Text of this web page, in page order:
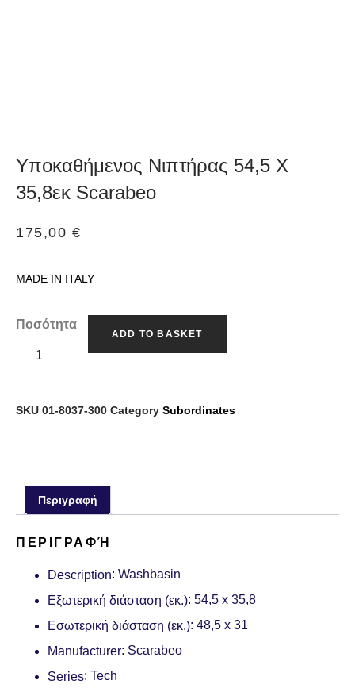
Υποκαθήμενος Νιπτήρας 54,5 X
35,8εκ Scarabeo
175,00€
MADE IN ITALY
Ποσότητα
ADD TO BASKET
SKU 01-8037-300 Category Subordinates
Περιγραφή
ΠΕΡΙΓΡΑΦΉ
Description: Washbasin
Εξωτερική διάσταση (εκ.): 54,5 x 35,8
Εσωτερική διάσταση (εκ.): 48,5 x 31
Manufacturer: Scarabeo
Series: Tech